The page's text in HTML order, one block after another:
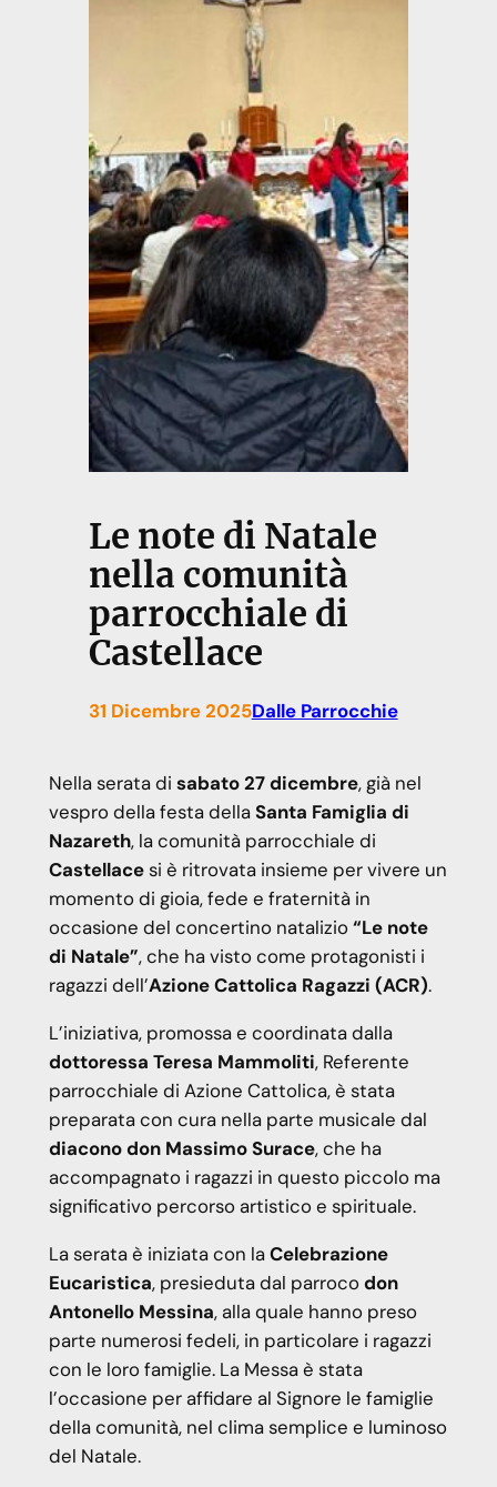
Le note di Natale
nella comunità
parrocchiale di
Castellace
31 Dicembre 2025Dalle Parrocchie
Nella serata di sabato 27 dicembre, già nel
vespro della festa dellaSanta Famiglia di
Nazareth, la comunità parrocchiale di
Castellacesi è ritrovata insieme per vivere un
momento di gioia, fede e fraternità in
occasione del concertino natalizio“Le note
di Natale”, che ha visto come protagonisti i
ragazzi dell’Azione Cattolica Ragazzi (ACR).
L’iniziativa, promossa e coordinata dalla
dottoressa Teresa Mammoliti, Referente
parrocchiale di Azione Cattolica, è stata
preparata con cura nella parte musicale dal
diacono don Massimo Surace, che ha
accompagnato i ragazzi in questo piccolo ma
significativo percorso artistico e spirituale.
La serata è iniziata con laCelebrazione
Eucaristica, presieduta dal parrocodon
Antonello Messina, alla quale hanno preso
parte numerosi fedeli, in particolare i ragazzi
con le loro famiglie. La Messa è stata
l’occasione per affidare al Signore le famiglie
della comunità, nel clima semplice e luminoso
del Natale.